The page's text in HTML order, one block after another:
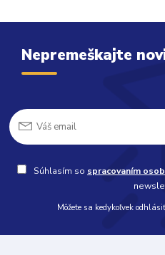
Nepremeškajte
Súhlasím so spracovaním
Môžete sa kedykoľvek